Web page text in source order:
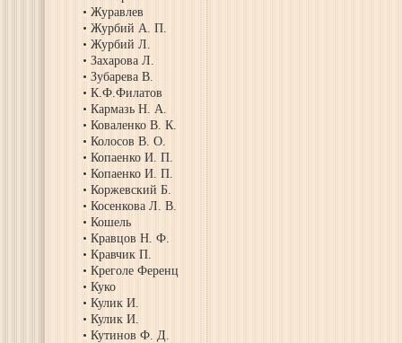
Журавлев
Журбий А. П.
Журбий Л.
Захарова Л.
Зубарева В.
К.Ф.Филатов
Кармазь Н. А.
Коваленко В. К.
Колосов В. О.
Копаенко И. П.
Копаенко И. П.
Коржевский Б.
Косенкова Л. В.
Кошель
Кравцов Н. Ф.
Кравчик П.
Креголе Ференц
Куко
Кулик И.
Кулик И.
Кутинов Ф. Д.